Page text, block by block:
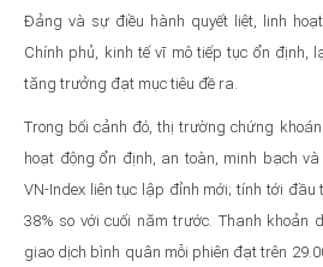
Đảng và sự điều hành quyết liệt, linh
Chính phủ, kinh tế vĩ mô tiếp tục ổn định,
tăng trưởng đạt mục tiêu đề ra.
Trong bối cảnh đó, thị trường chứng
hoạt động ổn định, an toàn, minh bạch
VN-Index liên tục lập đỉnh mới; tính tới
38% so với cuối năm trước. Thanh khoản
giao dịch bình quân mỗi phiên đạt trên